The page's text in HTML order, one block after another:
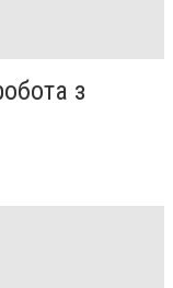
з